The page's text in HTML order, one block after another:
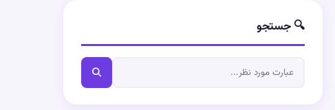
🔍 جستجو